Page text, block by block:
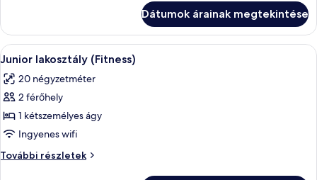
részletei
Dátumok árainak megtekintése
A
következő
szoba
összes
képének
megtekintése:
Junior
lakosztály
Egy szállodai szoba, amelyben egy
3
Junior lakosztály (Fitness)
20 négyzetméter
2 férőhely
1 kétszemélyes ágy
Ingyenes wifi
További részletek
Junior